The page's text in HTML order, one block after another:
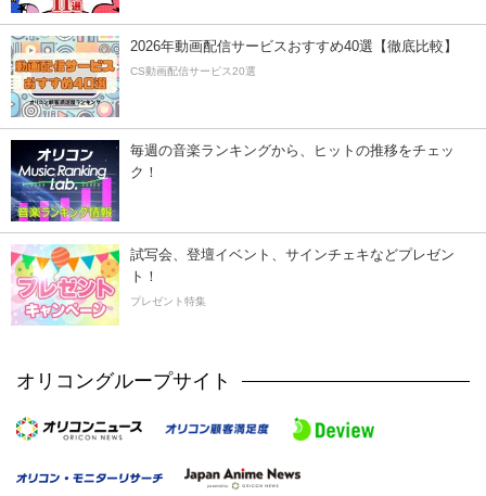
2026年動画配信サービスおすすめ40選【徹底比較】
CS動画配信サービス20選
毎週の音楽ランキングから、ヒットの推移をチェッ
ク！
試写会、登壇イベント、サインチェキなどプレゼン
ト！
プレゼント特集
オリコングループサイト